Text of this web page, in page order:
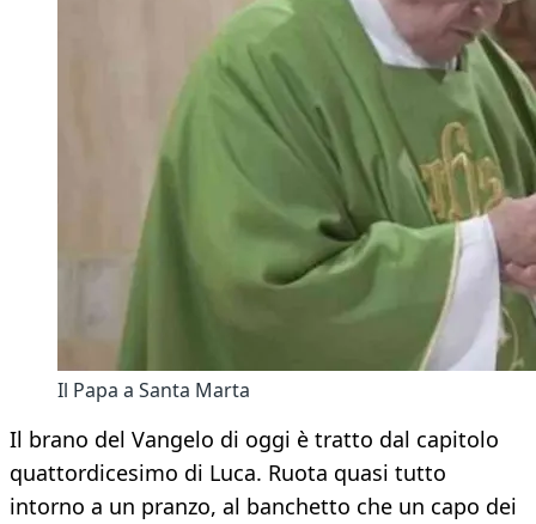
Il Papa a Santa Marta
Il brano del Vangelo di oggi è tratto dal capitolo
quattordicesimo di Luca. Ruota quasi tutto
intorno a un pranzo, al banchetto che un capo dei